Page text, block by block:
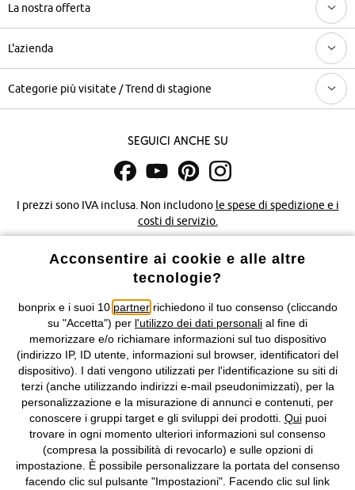
La nostra offerta
L'azienda
Categorie più visitate / Trend di stagione
Seguici anche su
I prezzi sono IVA inclusa. Non includono le spese di spedizione e i
costi di servizio.
Condizioni di vendita Accessibilità
Informazioni legali Diritto di recesso
2026 bonprix.
Tutti i diritti riservati.
bonprix S.r.l. con socio unico, sede legale: via Adua 33 - 13855
Valdengo (BI) C.F. 01510910027 - P.I. 01939830020, Reg. Imprese di
IT09060P00000858, N. Reg. AEE: IT08020000002105 Capitale
Sociale: euro 1.000.000 i.v, Società soggetta all'attività di direzione
e coordinamento di bonprix Beteiligungs -Verwaltungsgesellschaft
Acconsentire ai cookie e alle altre
tecnologie?
bonprix e i suoi 10 partnerrichiedono il tuo consenso (cliccando
su "Accetta") per l'utilizzo dei dati personali al fine di
memorizzare e/o richiamare informazioni sul tuo dispositivo
(indirizzo IP, ID utente, informazioni sul browser, identificatori del
dispositivo). I dati vengono utilizzati per l'identificazione su siti di
terzi (anche utilizzando indirizzi e-mail pseudonimizzati), per la
personalizzazione e la misurazione di annunci e contenuti, per
conoscere i gruppi target e gli sviluppi dei prodotti. Quipuoi
trovare in ogni momento ulteriori informazioni sul consenso
(compresa la possibilità di revocarlo) e sulle opzioni di
impostazione. È possibile personalizzare la portata del consenso
facendo clic sul pulsante "Impostazioni". Facendo clic sul link